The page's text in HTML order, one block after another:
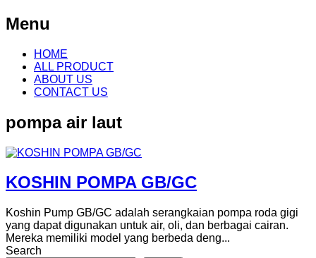
Menu
Skip
content
HOME
ALL PRODUCT
ABOUT US
CONTACT US
pompa air laut
KOSHIN POMPA GB/GC
Koshin Pump GB/GC adalah serangkaian pompa roda gigi
yang dapat digunakan untuk air, oli, dan berbagai cairan.
Mereka memiliki model yang berbeda deng...
Search